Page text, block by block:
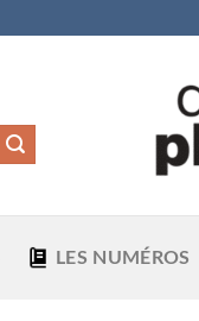
LES NUMÉROS